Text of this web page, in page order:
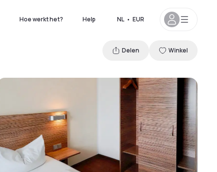
Hoe werkt het? Help NL • EUR
Delen Winkel